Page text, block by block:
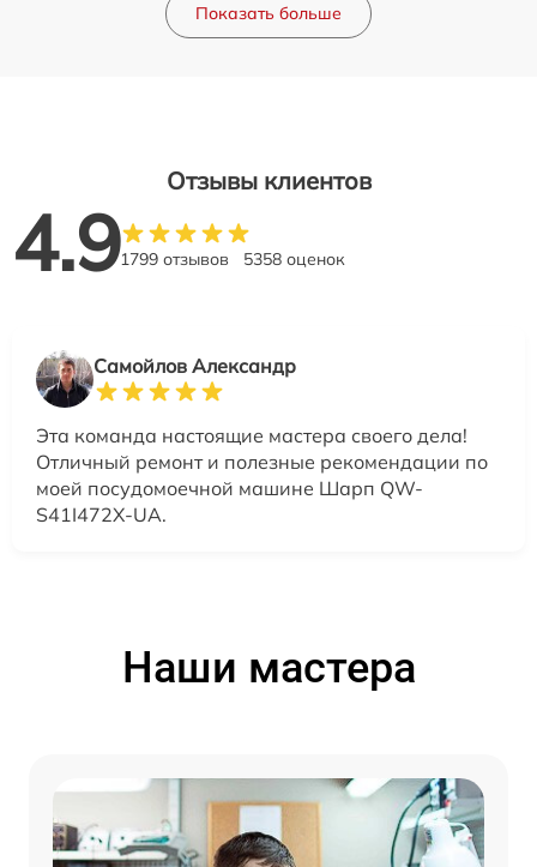
Показать больше
Отзывы клиентов
4.91799 отзывов 5358 оценок
Самойлов Александр
Эта команда настоящие мастера своего дела!
Отличный ремонт и полезные рекомендации по
моей посудомоечной машине Шарп QW-
S41I472X-UA.
Наши мастера